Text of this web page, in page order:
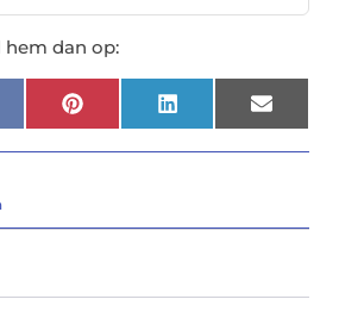
hem dan op:
Pinterest LinkedIn Email